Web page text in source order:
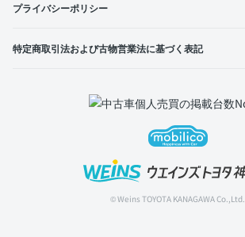
プライバシーポリシー
特定商取引法および古物営業法に基づく表記
© Weins TOYOTA KANAGAWA Co.,Ltd.